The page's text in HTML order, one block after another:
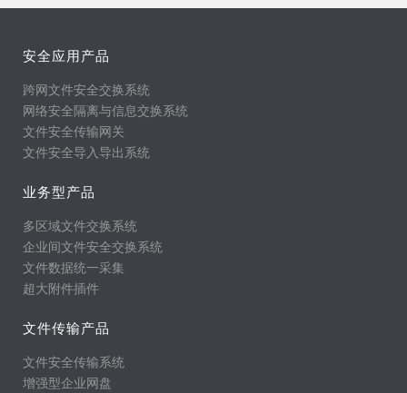
安全应用产品
跨网文件安全交换系统
网络安全隔离与信息交换系统
文件安全传输网关
文件安全导入导出系统
业务型产品
多区域文件交换系统
企业间文件安全交换系统
文件数据统一采集
超大附件插件
文件传输产品
文件安全传输系统
增强型企业网盘